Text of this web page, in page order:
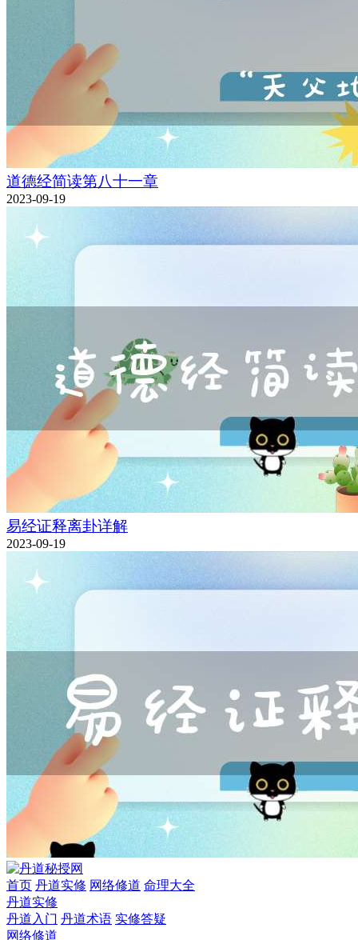
道德经简读第八十一章
2023-09-19
易经证释离卦详解
2023-09-19
首页 丹道实修 网络修道 命理大全
丹道实修
丹道入门 丹道术语 实修答疑
网络修道